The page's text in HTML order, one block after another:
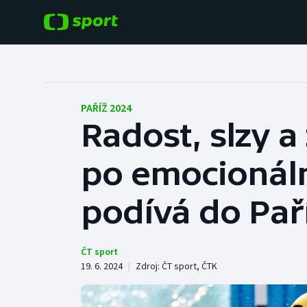
Fotbal
Hokej
Tenis
Cyklistika
Baseball a softbal
Basketbal
Biatlon
PAŘÍŽ 2024
Radost, slzy
po
podívá do
ČT sport
19. 6. 2024 | Zdroj: ČT sport, ČTK